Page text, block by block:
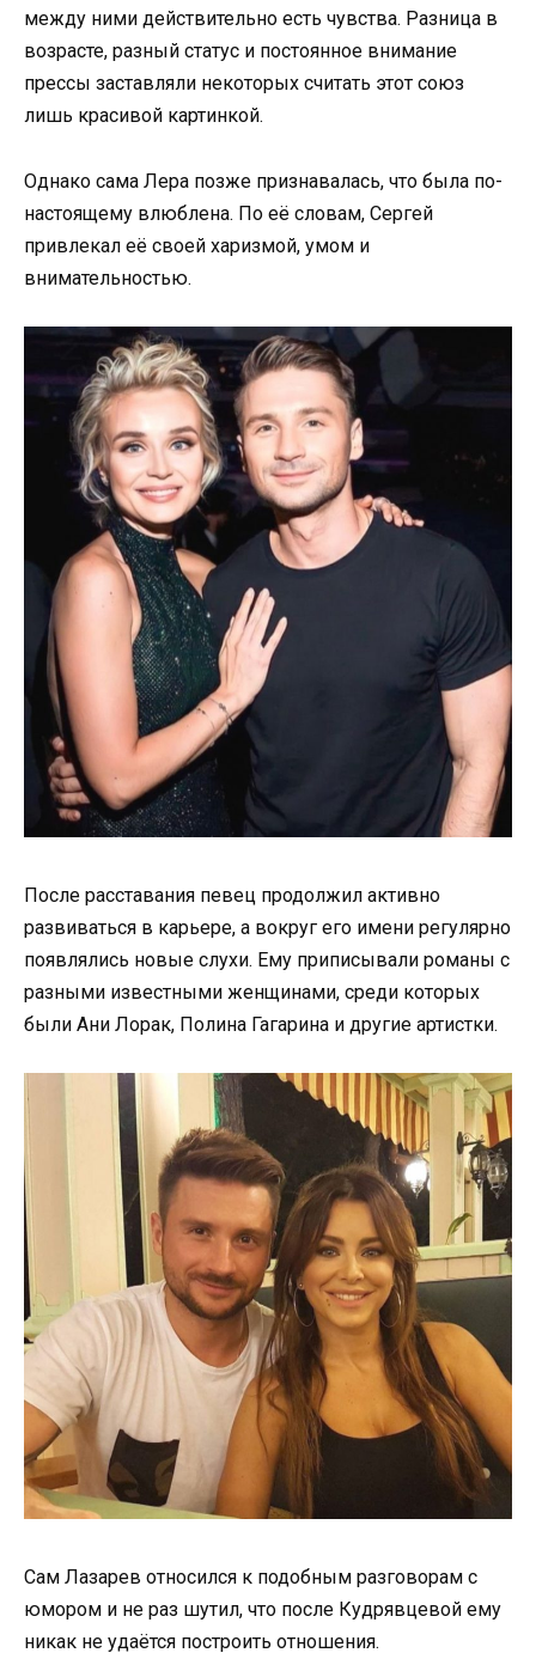
между ними действительно есть чувства. Разница в
возрасте, разный статус и постоянное внимание
прессы заставляли некоторых считать этот союз
лишь красивой картинкой.
Однако сама Лера позже признавалась, что была по-
настоящему влюблена. По её словам, Сергей
привлекал её своей харизмой, умом и
внимательностью.
После расставания певец продолжил активно
развиваться в карьере, а вокруг его имени регулярно
появлялись новые слухи. Ему приписывали романы с
разными известными женщинами, среди которых
были Ани Лорак, Полина Гагарина и другие артистки.
Сам Лазарев относился к подобным разговорам с
юмором и не раз шутил, что после Кудрявцевой ему
никак не удаётся построить отношения.